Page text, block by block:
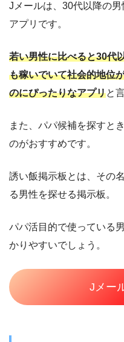
Jメールは、30代以降の
アプリです。
若い男性に比べると30代
も稼いでいて社会的地位
のにぴったりなアプリと
また、パパ候補を探すと
のがおすすめです。
誘い飯掲示板とは、その
る男性を探せる掲示板。
パパ活目的で使っている
かりやすいでしょう。
Jメー